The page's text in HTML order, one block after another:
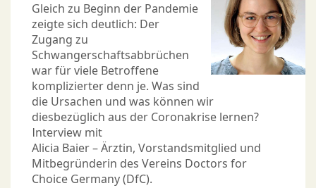
Gleich zu Beginn der Pandemie
zeigte sich deutlich: Der
Zugang zu
Schwangerschaftsabbrüchen
war für viele Betroffene
komplizierter denn je. Was sind
die Ursachen und was können wir
diesbezüglich aus der Coronakrise lernen?
Interview mit
Alicia Baier – Ärztin, Vorstandsmitglied und
Mitbegründerin des Vereins Doctors for
Choice Germany (DfC).